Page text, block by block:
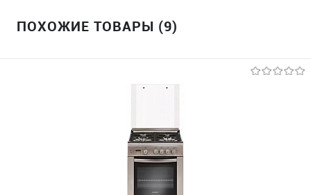
ПОХОЖИЕ ТОВАРЫ (9)